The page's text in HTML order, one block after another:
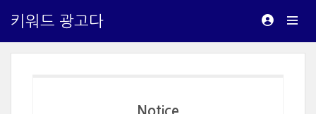
키워드 광고다
Notice